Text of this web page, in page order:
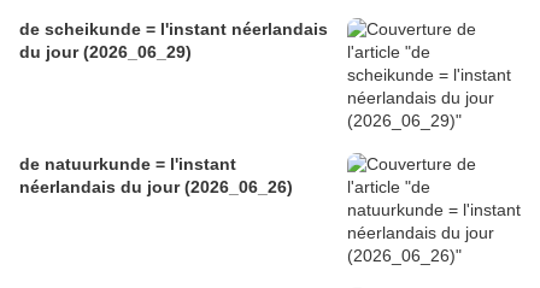
de scheikunde = l'instant néerlandais
du jour (2026_06_29)
de natuurkunde = l'instant
néerlandais du jour (2026_06_26)